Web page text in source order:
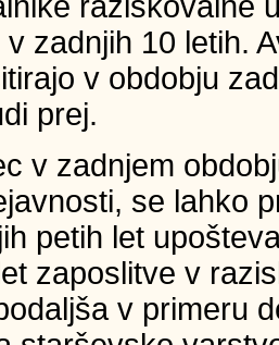
v zadnjih 10 letih.
v obdobju
prej.
v zadnjem
se lahko
petih let
zaposlitve v
v primeru